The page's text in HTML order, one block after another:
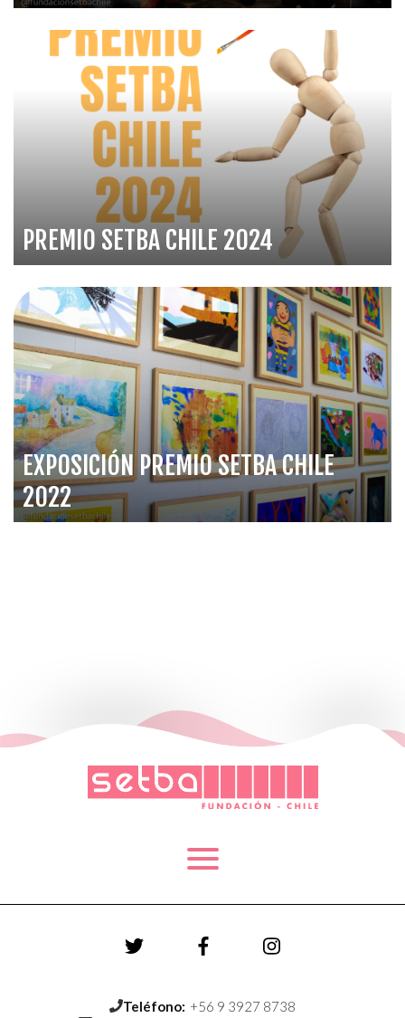
PREMIO SETBA CHILE 2024
EXPOSICIÓN PREMIO SETBA CHILE
2022
Teléfono: +56 9 3927 8738